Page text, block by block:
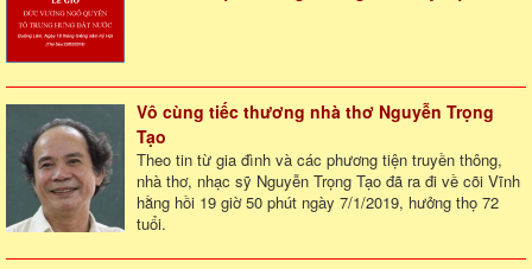
Vô cùng tiếc thương nhà thơ Nguyễn Trọng
Tạo
Theo tin từ gia đình và các phương tiện truyền thông,
nhà thơ, nhạc sỹ Nguyễn Trọng Tạo đã ra đi về cõi Vĩnh
hằng hồi 19 giờ 50 phút ngày 7/1/2019, hưởng thọ 72
tuổi.